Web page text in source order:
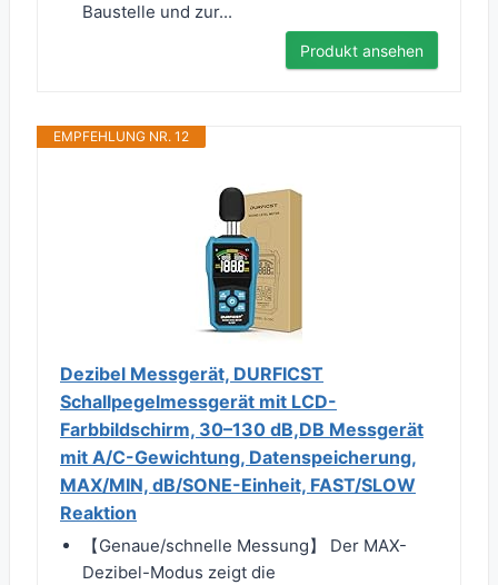
Baustelle und zur...
Produkt ansehen
EMPFEHLUNG NR. 12
Dezibel Messgerät, DURFICST
Schallpegelmessgerät mit LCD-
Farbbildschirm, 30–130 dB,DB Messgerät
mit A/C-Gewichtung, Datenspeicherung,
MAX/MIN, dB/SONE-Einheit, FAST/SLOW
Reaktion
【Genaue/schnelle Messung】 Der MAX-
Dezibel-Modus zeigt die